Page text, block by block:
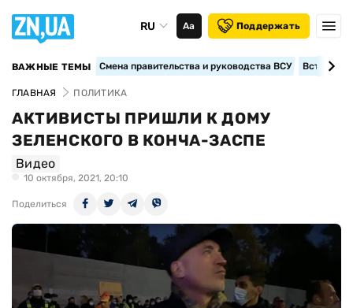
RU Аа Поддержать
ВАЖНЫЕ ТЕМЫ Смена правительства и руководства ВСУ
ГЛАВНАЯ ПОЛИТИКА
АКТИВИСТЫ ПРИШЛИ К ДОМУ
ЗЕЛЕНСКОГО В КОНЧА-ЗАСПЕ
Видео
10 октября, 2021, 20:10
Поделиться